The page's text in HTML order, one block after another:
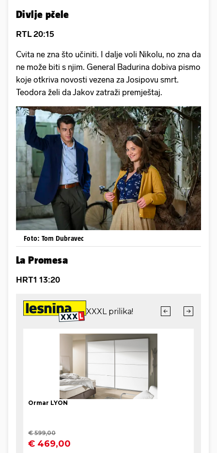
Divlje pčele
RTL 20:15
Cvita ne zna što učiniti. I dalje voli Nikolu, no zna da
ne može biti s njim. General Badurina dobiva pismo
koje otkriva novosti vezena za Josipovu smrt.
Teodora želi da Jakov zatraži premještaj.
Foto: Tom Dubravec
La Promesa
HRT1 13:20